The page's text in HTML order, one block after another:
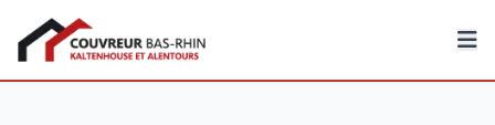
Couvreur Bas-Rhin